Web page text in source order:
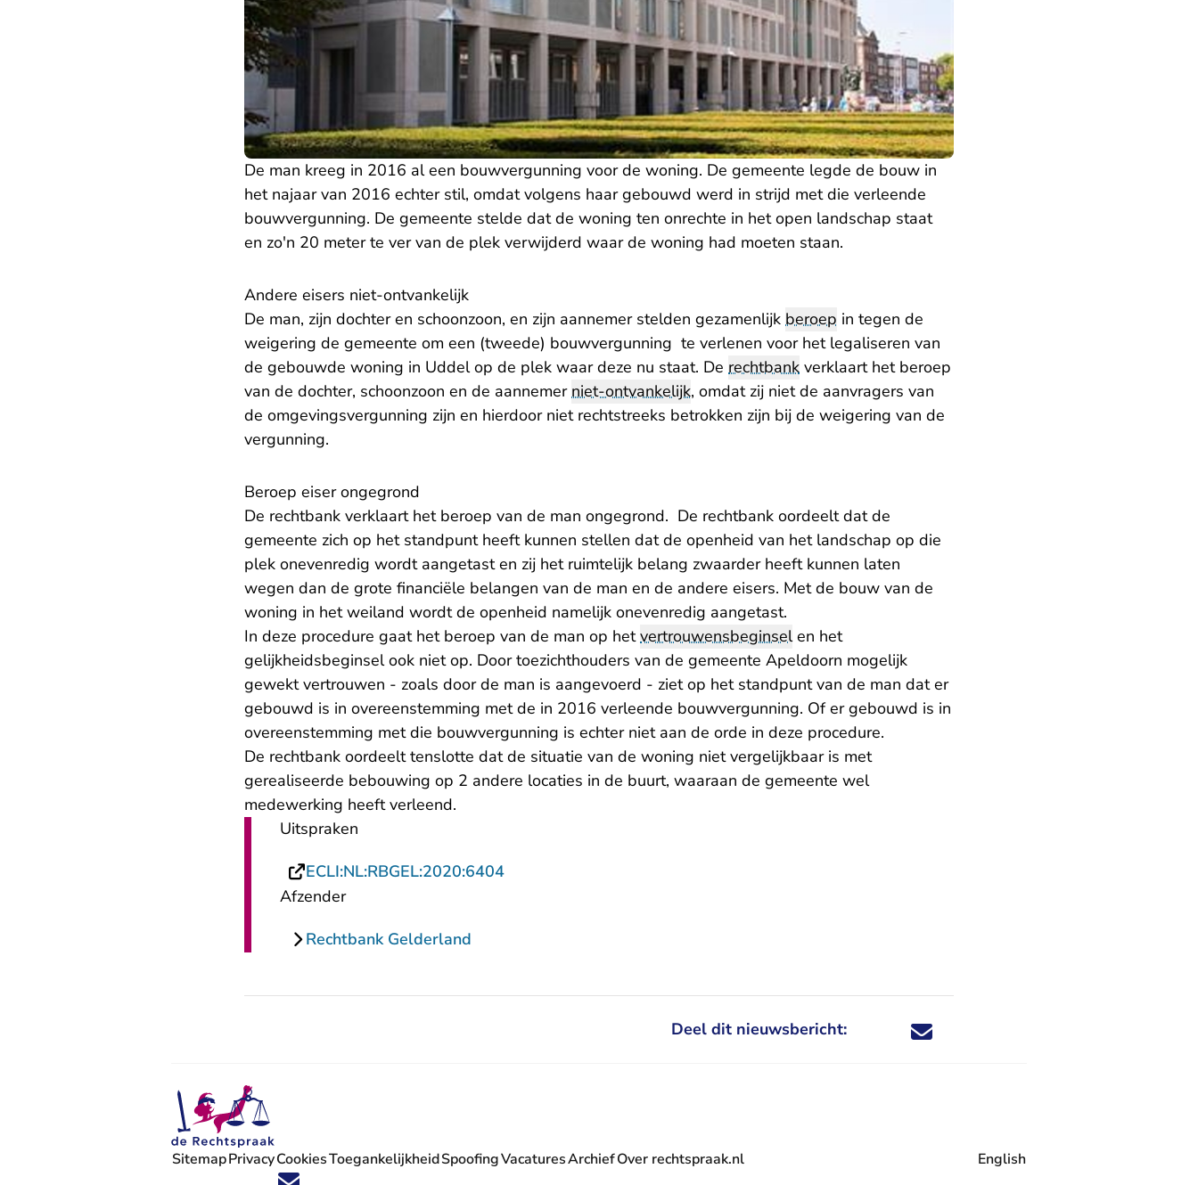
De man kreeg in 2016 al een bouwvergunning voor de woning. De gemeente legde de bouw in
het najaar van 2016 echter stil, omdat volgens haar gebouwd werd in strijd met die verleende
bouwvergunning. De gemeente stelde dat de woning ten onrechte in het open landschap staat
en zo'n 20 meter te ver van de plek verwijderd waar de woning had moeten staan.
Andere eisers niet-ontvankelijk
De man, zijn dochter en schoonzoon, en zijn aannemer stelden gezamenlijk beroep in tegen de
weigering de gemeente om een (tweede) bouwvergunning te verlenen voor het legaliseren van
de gebouwde woning in Uddel op de plek waar deze nu staat. De rechtbank verklaart het beroep
van de dochter, schoonzoon en de aannemerniet-ontvankelijk, omdat zij niet de aanvragers van
de omgevingsvergunning zijn en hierdoor niet rechtstreeks betrokken zijn bij de weigering van de
vergunning.
Beroep eiser ongegrond
De rechtbank verklaart het beroep van de man ongegrond. De rechtbank oordeelt dat de
gemeente zich op het standpunt heeft kunnen stellen dat de openheid van het landschap op die
plek onevenredig wordt aangetast en zij het ruimtelijk belang zwaarder heeft kunnen laten
wegen dan de grote financiële belangen van de man en de andere eisers. Met de bouw van de
woning in het weiland wordt de openheid namelijk onevenredig aangetast.
In deze procedure gaat het beroep van de man op hetvertrouwensbeginselen het
gelijkheidsbeginsel ook niet op. Door toezichthouders van de gemeente Apeldoorn mogelijk
gewekt vertrouwen - zoals door de man is aangevoerd - ziet op het standpunt van de man dat er
gebouwd is in overeenstemming met de in 2016 verleende bouwvergunning. Of er gebouwd is in
overeenstemming met die bouwvergunning is echter niet aan de orde in deze procedure.
De rechtbank oordeelt tenslotte dat de situatie van de woning niet vergelijkbaar is met
gerealiseerde bebouwing op 2 andere locaties in de buurt, waaraan de gemeente wel
medewerking heeft verleend.
Uitspraken
ECLI:NL:RBGEL:2020:6404- U verlaat Rechtspraak.nl
Afzender
Rechtbank Gelderland
Deel dit nieuwsbericht: Deel dit nieuwsbericht via X - U verlaat
Deel dit nieuwsbericht via Facebook - U
Deel dit nieuwsbericht via e-mail
Deel dit nieuwsbericht via LinkedIn - U
Volg ons op X (Twitter) - U verlaat Rechtspraak.nl
Volg ons op Facebook - U verlaat Rechtspraak.nl
Volg ons op Instagram - U verlaat Rechtspraak.nl
Volg ons op Youtube - U verlaat Rechtspraak.nl
Volg ons op LinkedIn - U verlaat Rechtspraak.nl
'Blijf op de hoogte' nieuwsbrief - U verlaat Rechtspraak.nl
SitemapPrivacyCookiesToegankelijkheidSpoofingVacatures
- U verlaat Rechtspraak.nl
ArchiefOver rechtspraak.nl English